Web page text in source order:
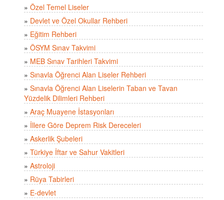
» Özel Temel Liseler
» Devlet ve Özel Okullar Rehberi
» Eğitim Rehberi
» ÖSYM Sınav Takvimi
» MEB Sınav Tarihleri Takvimi
» Sınavla Öğrenci Alan Liseler Rehberi
» Sınavla Öğrenci Alan Liselerin Taban ve Tavan
Yüzdelik Dilimleri Rehberi
» Araç Muayene İstasyonları
» İllere Göre Deprem Risk Dereceleri
» Askerlik Şubeleri
» Türkiye İftar ve Sahur Vakitleri
» Astroloji
» Rüya Tabirleri
» E-devlet